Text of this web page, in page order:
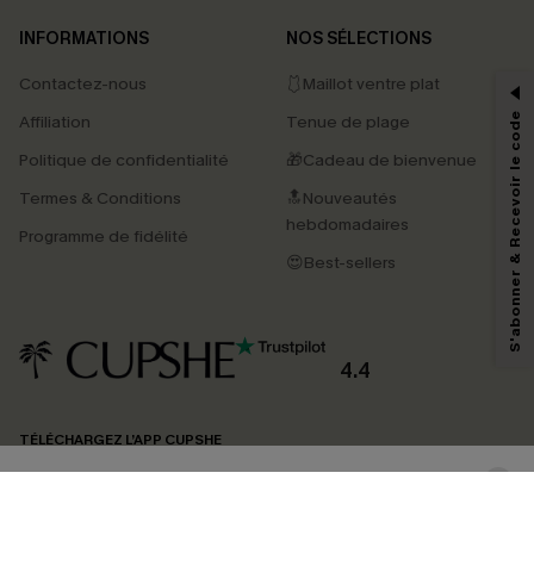
INFORMATIONS
Contactez-nous
Affiliation
Politique de confidentialité
Termes & Conditions
Programme de fidélité
NOS SÉLECTIONS
🩱Maillot ventre plat
Tenue de plage
🎁Cadeau de bienvenue
🔝Nouveautés
hebdomadaires
😍Best-sellers
4.4
TÉLÉCHARGEZ L’APP CUPSHE
PROFITEZ DE -15%
-15% dès 2 Achetés par E-mail
En soumettant votre adresse e-mail, vous acceptez de recevoir des e-mails
marketing (y compris du contenu généré par l'IA) de Cupshe et
reconnaissez avoir pris connaissance de nos
pouvons utiliser les données collectées sur notre site ainsi que des
produits susceptibles de vous intéresser, conformément à notre
Politique de
confidentialité
. Vous pouvez vous désabonner à tout moment.
S'abonner & Recevoir le code